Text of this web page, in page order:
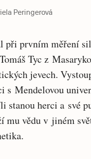
Peringerová
při prvním měření
Tyc z
jevech.
s Mendelovou
stanou herci a své
mu vědu v jiném